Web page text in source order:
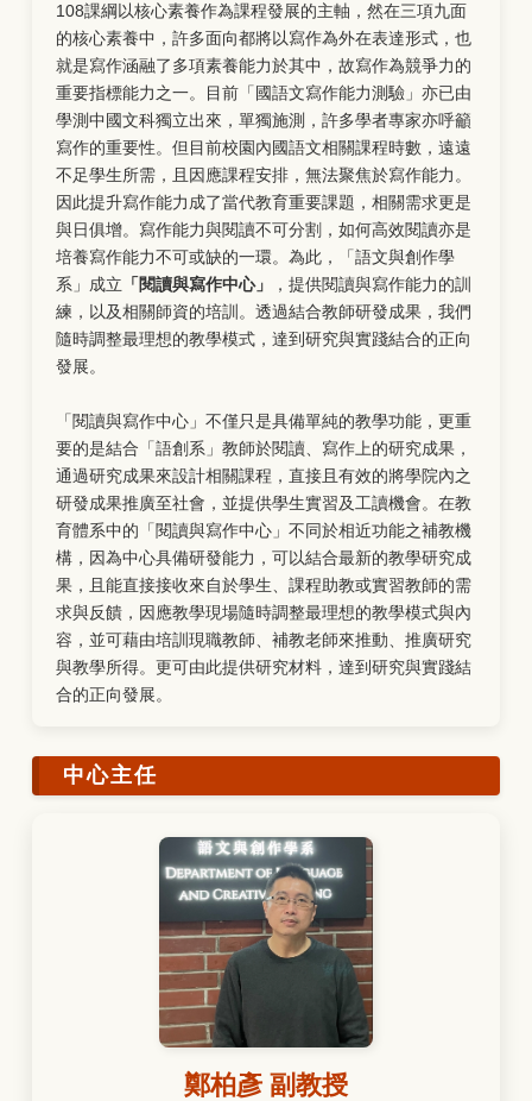
108課綱以核心素養作為課程發展的主軸，然在三項九面
的核心素養中，許多面向都將以寫作為外在表達形式，也
就是寫作涵融了多項素養能力於其中，故寫作為競爭力的
重要指標能力之一。目前「國語文寫作能力測驗」亦已由
學測中國文科獨立出來，單獨施測，許多學者專家亦呼籲
寫作的重要性。但目前校園內國語文相關課程時數，遠遠
不足學生所需，且因應課程安排，無法聚焦於寫作能力。
因此提升寫作能力成了當代教育重要課題，相關需求更是
與日俱增。寫作能力與閱讀不可分割，如何高效閱讀亦是
培養寫作能力不可或缺的一環。為此，「語文與創作學
系」成立 「閱讀與寫作中心」
，提供閱讀與寫作能力的訓
練，以及相關師資的培訓。透過結合教師研發成果，我們
隨時調整最理想的教學模式，達到研究與實踐結合的正向
發展。
「閱讀與寫作中心」不僅只是具備單純的教學功能，更重
要的是結合「語創系」教師於閱讀、寫作上的研究成果，
通過研究成果來設計相關課程，直接且有效的將學院內之
研發成果推廣至社會，並提供學生實習及工讀機會。在教
育體系中的「閱讀與寫作中心」不同於相近功能之補教機
構，因為中心具備研發能力，可以結合最新的教學研究成
果，且能直接接收來自於學生、課程助教或實習教師的需
求與反饋，因應教學現場隨時調整最理想的教學模式與內
容，並可藉由培訓現職教師、補教老師來推動、推廣研究
與教學所得。更可由此提供研究材料，達到研究與實踐結
合的正向發展。
中心主任
鄭柏彥 副教授